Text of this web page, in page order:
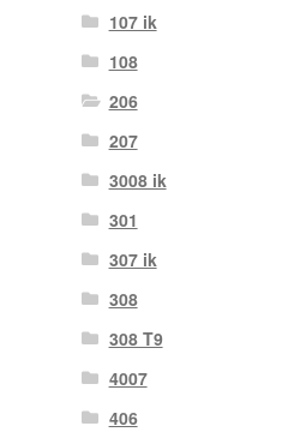
107 ik
108
206
207
3008 ik
301
307 ik
308
308 T9
4007
406